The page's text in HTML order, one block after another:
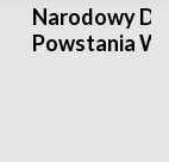
Narodowy
Powstania